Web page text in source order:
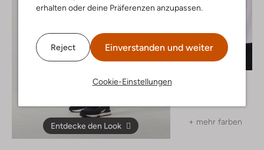
erhalten oder deine Präferenzen anzupassen.
Reject Einverstanden und weiter
Cookie-Einstellungen
Entdecke den Look + mehr farben